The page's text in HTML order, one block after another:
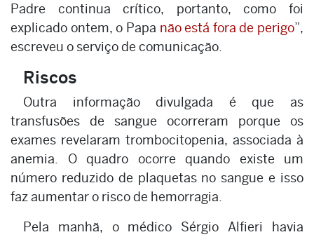
Padre continua crítico, portanto, como foi
explicado ontem, o Papa não está fora de perigo”,
escreveu o serviço de comunicação.
Riscos
Outra informação divulgada é que as
transfusões de sangue ocorreram porque os
exames revelaram trombocitopenia, associada à
anemia. O quadro ocorre quando existe um
número reduzido de plaquetas no sangue e isso
faz aumentar o risco de hemorragia.
Pela manhã, o médico Sérgio Alfieri havia